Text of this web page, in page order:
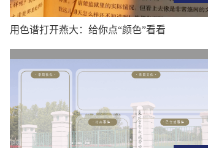
用色谱打开燕大：给你点“颜色”看看